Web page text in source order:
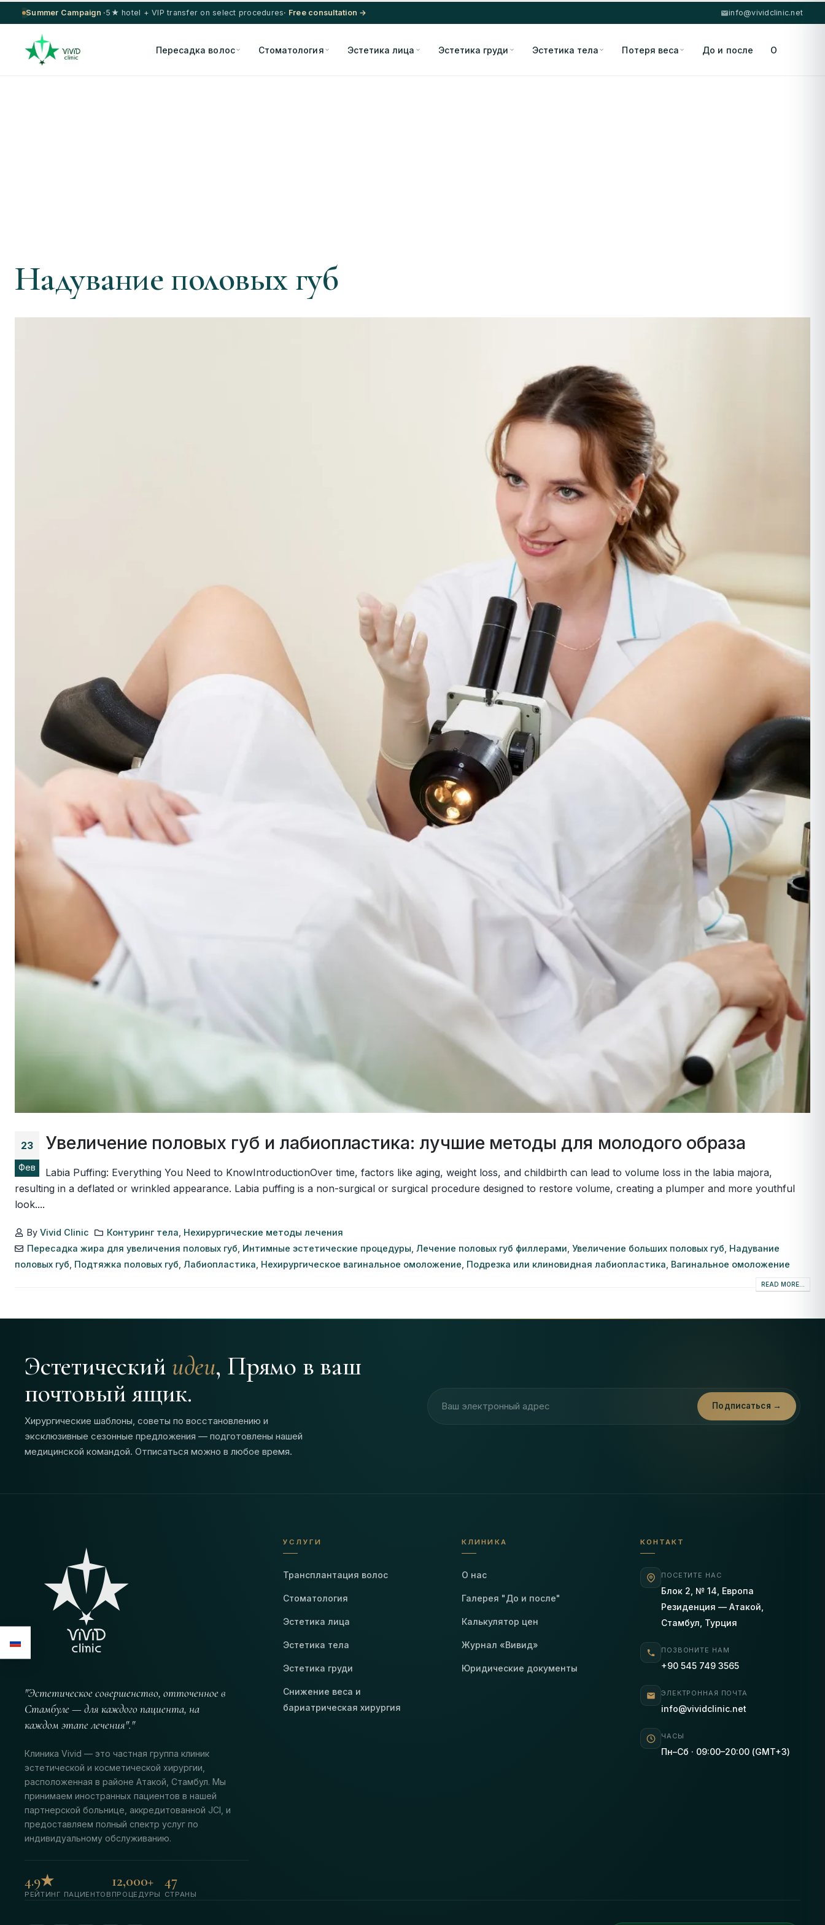
Summer Campaign ·5★ hotel + VIP transfer on select procedures· Free consultation → info@vividclinic.net
Пересадка волос Стоматология Эстетика лица Эстетика груди Эстетика тела Потеря веса До и после О
Надувание половых губ
23
Фев
Увеличение половых губ и лабиопластика: лучшие методы для молодого образа
Labia Puffing: Everything You Need to KnowIntroductionOver time, factors like aging, weight loss, and childbirth can lead to volume loss in the labia majora,
resulting in a deflated or wrinkled appearance. Labia puffing is a non-surgical or surgical procedure designed to restore volume, creating a plumper and more youthful
look....
ByVivid Clinic Контуринг тела Нехирургические методы лечения
Пересадка жира для увеличения половых губ Интимные эстетические процедуры ,Лечение половых губ филлерами ,Увеличение больших половых губ Надувание
половых губ Подтяжка половых губ Лабиопластика Нехирургическое вагинальное омоложение Подрезка или клиновидная лабиопластика Вагинальное омоложение
READ MORE...
Эстетический идеи, Прямо в ваш
почтовый ящик.
Хирургические шаблоны, советы по восстановлению и
эксклюзивные сезонные предложения — подготовлены нашей
медицинской командой. Отписаться можно в любое время.
Подписаться →
"Эстетическое совершенство, отточенное в
Стамбуле — для каждого пациента, на
каждом этапе лечения"."
Клиника Vivid — это частная группа клиник
эстетической и косметической хирургии,
расположенная в районе Атакой, Стамбул. Мы
принимаем иностранных пациентов в нашей
партнерской больнице, аккредитованной JCI, и
предоставляем полный спектр услуг по
индивидуальному обслуживанию.
4.9★
РЕЙТИНГ ПАЦИЕНТОВ
12,000+
ПРОЦЕДУРЫ
47
СТРАНЫ
УСЛУГИ
Трансплантация волос
Стоматология
Эстетика лица
Эстетика тела
Эстетика груди
Снижение веса и
бариатрическая хирургия
КЛИНИКА
О нас
Галерея "До и после"
Калькулятор цен
Журнал «Вивид»
Юридические документы
КОНТАКТ
ПОСЕТИТЕ НАС
Блок 2, № 14, Европа
Резиденция — Атакой,
Стамбул, Турция
ПОЗВОНИТЕ НАМ
+90 545 749 3565
ЭЛЕКТРОННАЯ ПОЧТА
info@vividclinic.net
ЧАСЫ
Пн–Сб · 09:00–20:00 (GMT+3)